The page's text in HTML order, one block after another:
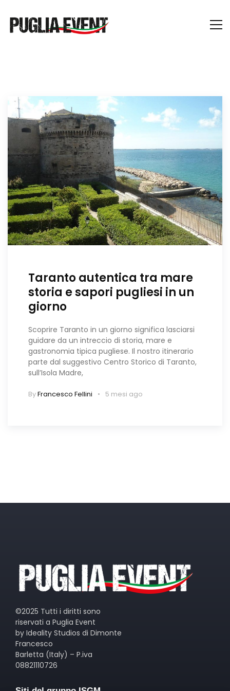
Taranto autentica tra mare
storia e sapori pugliesi in un
giorno
Scoprire Taranto in un giorno significa lasciarsi
guidare da un intreccio di storia, mare e
gastronomia tipica pugliese. Il nostro itinerario
parte dal suggestivo Centro Storico di Taranto,
sull’Isola Madre,
ByFrancesco Fellini 5 mesi ago
©2025 Tutti i diritti sono
riservati a Puglia Event
by Ideality Studios di Dimonte
Francesco
Barletta (Italy) – P.iva
08821110726